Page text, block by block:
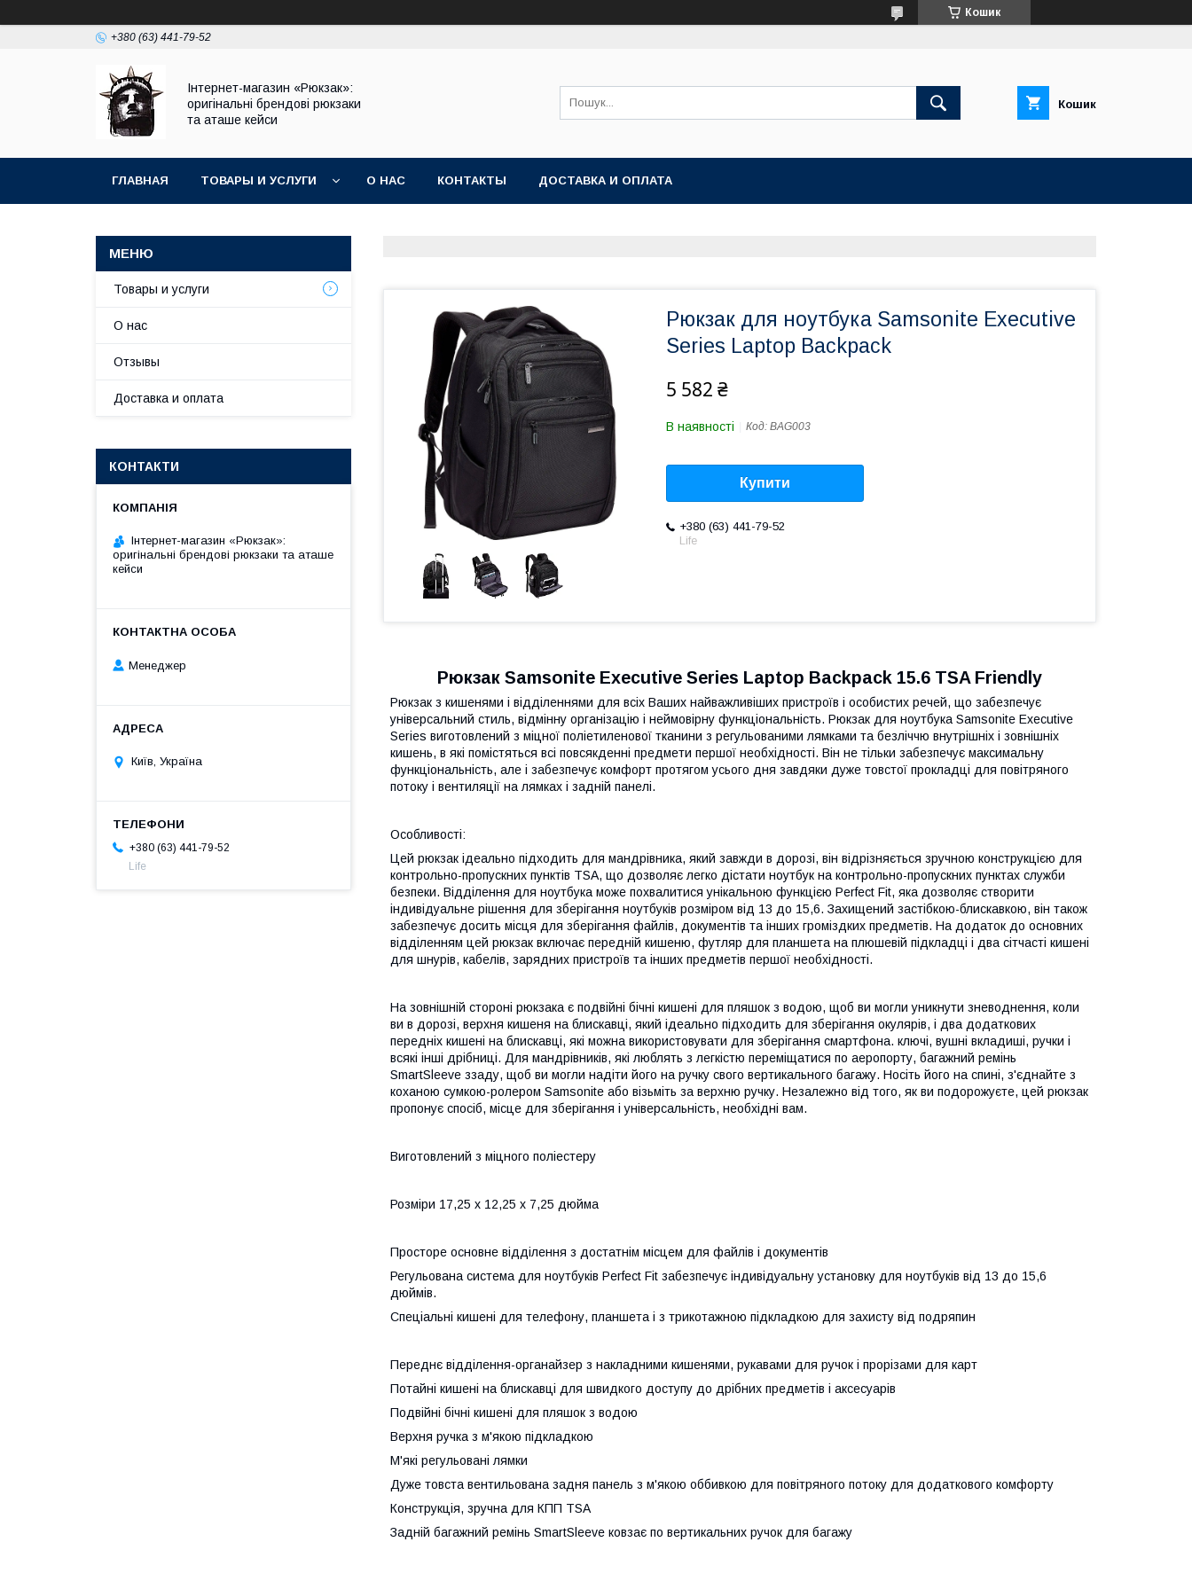
Кошик
+380 (63) 441-79-52
Інтернет-магазин «Рюкзак»:
оригінальні брендові рюкзаки
та аташе кейси
Кошик
ГЛАВНАЯ ТОВАРЫ И УСЛУГИ О НАС КОНТАКТЫ ДОСТАВКА И ОПЛАТА
Рюкзак для ноутбука Samsonite Executive
Series Laptop Backpack
5 582 ₴
В наявності Код: BAG003
Купити
+380 (63) 441-79-52
Life
Рюкзак Samsonite Executive Series Laptop Backpack 15.6 TSA Friendly
Рюкзак з кишенями і відділеннями для всіх Ваших найважливіших пристроїв і особистих речей, що забезпечує
універсальний стиль, відмінну організацію і неймовірну функціональність. Рюкзак для ноутбука Samsonite Executive
Series виготовлений з міцної поліетиленової тканини з регульованими лямками та безліччю внутрішніх і зовнішніх
кишень, в які помістяться всі повсякденні предмети першої необхідності. Він не тільки забезпечує максимальну
функціональність, але і забезпечує комфорт протягом усього дня завдяки дуже товстої прокладці для повітряного
потоку і вентиляції на лямках і задній панелі.
Особливості:
Цей рюкзак ідеально підходить для мандрівника, який завжди в дорозі, він відрізняється зручною конструкцією для
контрольно-пропускних пунктів TSA, що дозволяє легко дістати ноутбук на контрольно-пропускних пунктах служби
безпеки. Відділення для ноутбука може похвалитися унікальною функцією Perfect Fit, яка дозволяє створити
індивідуальне рішення для зберігання ноутбуків розміром від 13 до 15,6. Захищений застібкою-блискавкою, він також
забезпечує досить місця для зберігання файлів, документів та інших громіздких предметів. На додаток до основних
відділенням цей рюкзак включає передній кишеню, футляр для планшета на плюшевій підкладці і два сітчасті кишені
для шнурів, кабелів, зарядних пристроїв та інших предметів першої необхідності.
На зовнішній стороні рюкзака є подвійні бічні кишені для пляшок з водою, щоб ви могли уникнути зневоднення, коли
ви в дорозі, верхня кишеня на блискавці, який ідеально підходить для зберігання окулярів, і два додаткових
передніх кишені на блискавці, які можна використовувати для зберігання смартфона. ключі, вушні вкладиші, ручки і
всякі інші дрібниці. Для мандрівників, які люблять з легкістю переміщатися по аеропорту, багажний ремінь
SmartSleeve ззаду, щоб ви могли надіти його на ручку свого вертикального багажу. Носіть його на спині, з'єднайте з
коханою сумкою-ролером Samsonite або візьміть за верхню ручку. Незалежно від того, як ви подорожуєте, цей рюкзак
пропонує спосіб, місце для зберігання і універсальність, необхідні вам.
Виготовлений з міцного поліестеру
Розміри 17,25 x 12,25 x 7,25 дюйма
Просторе основне відділення з достатнім місцем для файлів і документів
Регульована система для ноутбуків Perfect Fit забезпечує індивідуальну установку для ноутбуків від 13 до 15,6
дюймів.
Спеціальні кишені для телефону, планшета і з трикотажною підкладкою для захисту від подряпин
Переднє відділення-органайзер з накладними кишенями, рукавами для ручок і прорізами для карт
Потайні кишені на блискавці для швидкого доступу до дрібних предметів і аксесуарів
Подвійні бічні кишені для пляшок з водою
Верхня ручка з м'якою підкладкою
М'які регульовані лямки
Дуже товста вентильована задня панель з м'якою оббивкою для повітряного потоку для додаткового комфорту
Конструкція, зручна для КПП TSA
Задній багажний ремінь SmartSleeve ковзає по вертикальних ручок для багажу
Товары и услуги
О нас
Отзывы
Доставка и оплата
КОНТАКТИ
Інтернет-магазин «Рюкзак»:
оригінальні брендові рюкзаки та аташе
кейси
Менеджер
Київ, Україна
+380 (63) 441-79-52
Life